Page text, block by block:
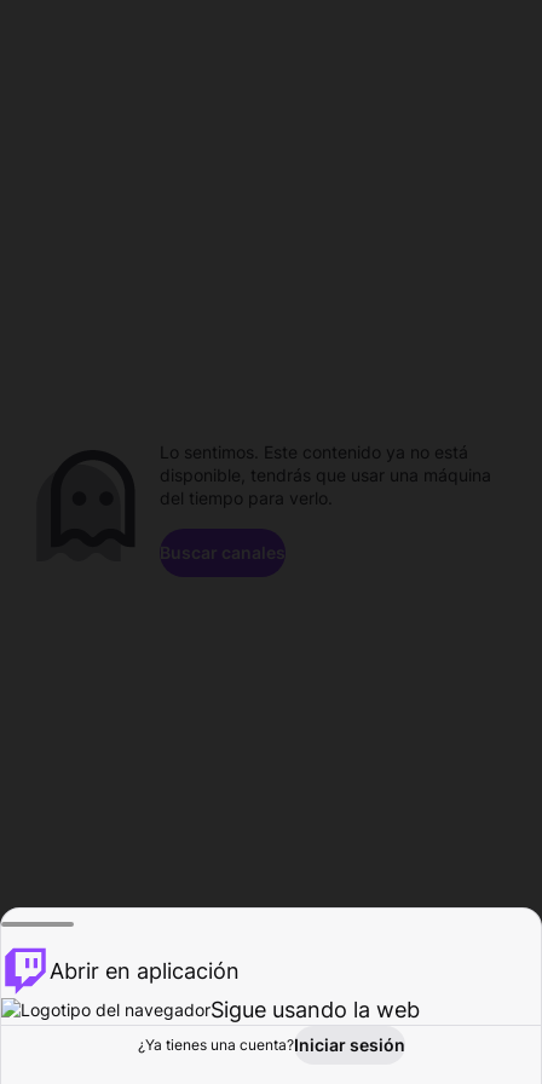
Explorar Actividad
Lo sentimos. Este contenido ya no está
disponible, tendrás que usar una máquina
del tiempo para verlo.
Buscar canales
Abrir en aplicación
Sigue usando la web
¿Ya tienes una cuenta?Iniciar sesión